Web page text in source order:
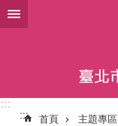
跳到主要內容區塊
:::
:::
首頁 主題專區